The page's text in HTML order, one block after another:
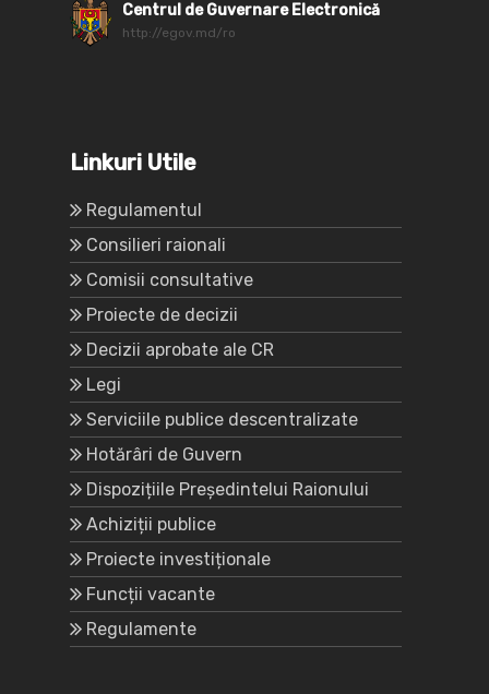
Centrul de Guvernare Electronică
http://egov.md/ro
Linkuri Utile
Regulamentul
Consilieri raionali
Comisii consultative
Proiecte de decizii
Decizii aprobate ale CR
Legi
Serviciile publice descentralizate
Hotărâri de Guvern
Dispozițiile Președintelui Raionului
Achiziții publice
Proiecte investiționale
Funcții vacante
Regulamente